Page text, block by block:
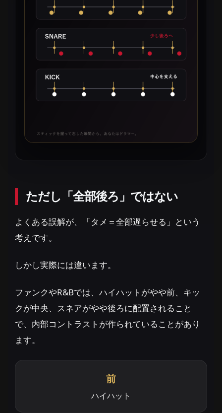
ただし「全部後ろ」ではない
よくある誤解が、「タメ＝全部遅らせる」という
考えです。
しかし実際には違います。
ファンクやR&Bでは、ハイハットがやや前、キッ
クが中央、スネアがやや後ろに配置されること
で、内部コントラストが作られていることがあり
ます。
前
ハイハット